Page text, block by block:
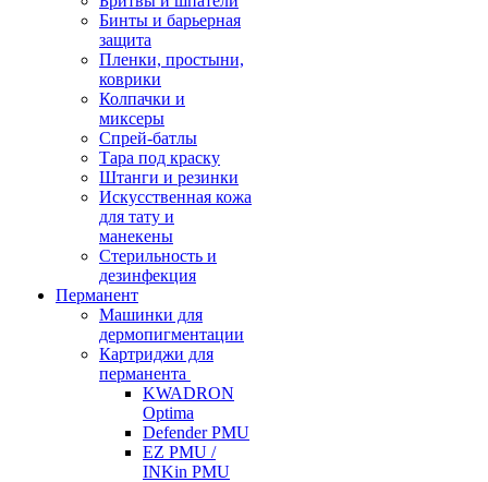
Бинты и барьерная
защита
Пленки, простыни,
коврики
Колпачки и
миксеры
Спрей-батлы
Тара под краску
Штанги и резинки
Искусственная кожа
для тату и
манекены
Стерильность и
дезинфекция
Перманент
Машинки для
дермопигментации
Картриджи для
перманента
KWADRON
Optima
Defender PMU
EZ PMU /
INKin PMU